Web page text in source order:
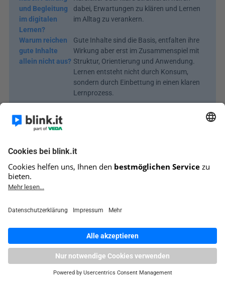
und Begleitung
im digitalen
Lernen?
dabei, Erwartungen zu klären und Lernen
im Alltag zu verankern.
Warum reichen
gute Inhalte
allein nicht aus?
Gute Inhalte sind die Basis, entfalten ihre
Wirkung aber erst im Zusammenspiel mit
Struktur, Orientierung und Anwendung.
Lernen entsteht nicht durch Konsum,
sondern durch Einbettung in einen klaren
Lernprozess.